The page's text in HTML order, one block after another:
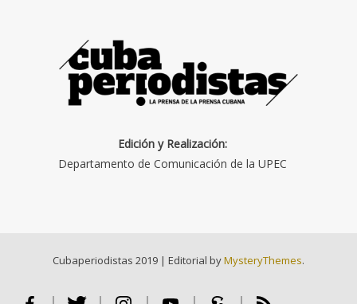
Edición y Realización:
Departamento de Comunicación de la UPEC
Cubaperiodistas 2019 | Editorial byMysteryThemes.